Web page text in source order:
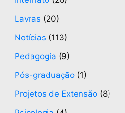
Lavras (20)
Notícias (113)
Pedagogia (9)
Pós-graduação (1)
Projetos de Extensão (8)